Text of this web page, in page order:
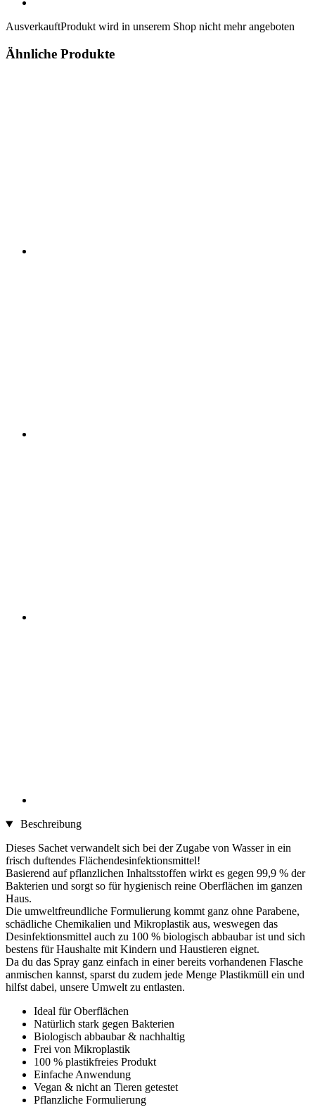
AusverkauftProdukt wird in unserem Shop nicht mehr angeboten
Ähnliche Produkte
Beschreibung
Dieses Sachet verwandelt sich bei der Zugabe von Wasser in ein
frisch duftendes Flächendesinfektionsmittel!
Basierend auf pflanzlichen Inhaltsstoffen wirkt es gegen 99,9 % der
Bakterien und sorgt so für hygienisch reine Oberflächen im ganzen
Haus.
Die umweltfreundliche Formulierung kommt ganz ohne Parabene,
schädliche Chemikalien und Mikroplastik aus, weswegen das
Desinfektionsmittel auch zu 100 % biologisch abbaubar ist und sich
bestens für Haushalte mit Kindern und Haustieren eignet.
Da du das Spray ganz einfach in einer bereits vorhandenen Flasche
anmischen kannst, sparst du zudem jede Menge Plastikmüll ein und
hilfst dabei, unsere Umwelt zu entlasten.
Ideal für Oberflächen
Natürlich stark gegen Bakterien
Biologisch abbaubar & nachhaltig
Frei von Mikroplastik
100 % plastikfreies Produkt
Einfache Anwendung
Vegan & nicht an Tieren getestet
Pflanzliche Formulierung